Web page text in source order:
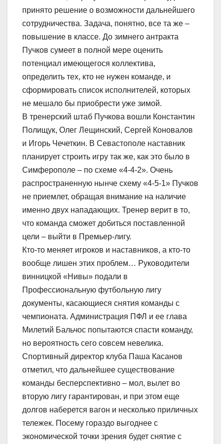
принято решение о возможности дальнейшего
сотрудничества. Задача, понятно, все та же –
повышение в классе. До зимнего антракта
Пучков сумеет в полной мере оценить
потенциал имеющегося коллектива,
определить тех, кто не нужен команде, и
сформировать список исполнителей, которых
не мешало бы приобрести уже зимой.
В тренерский штаб Пучкова вошли Константин
Полищук, Олег Лещинский, Сергей Коновалов
и Игорь Чечеткин. В Севастополе наставник
планирует строить игру так же, как это было в
Симферополе – по схеме «4-4-2». Очень
распространенную нынче схему «4-5-1» Пучков
не приемлет, обращая внимание на наличие
именно двух нападающих. Тренер верит в то,
что команда сможет добиться поставленной
цели – выйти в Премьер-лигу.
Кто-то меняет игроков и наставников, а кто-то
вообще лишен этих проблем… Руководители
винницкой «Нивы» подали в
Профессиональную футбольную лигу
документы, касающиеся снятия команды с
чемпионата. Администрация ПФЛ и ее глава
Милетий Бальчос попытаются спасти команду,
но вероятность сего совсем невелика.
Спортивный директор клуба Паша Касанов
отметил, что дальнейшее существование
команды бесперспективно – мол, вылет во
вторую лигу гарантирован, и при этом еще
долгов наберется вагон и несколько приличных
тележек. Посему гораздо выгоднее с
экономической точки зрения будет снятие с